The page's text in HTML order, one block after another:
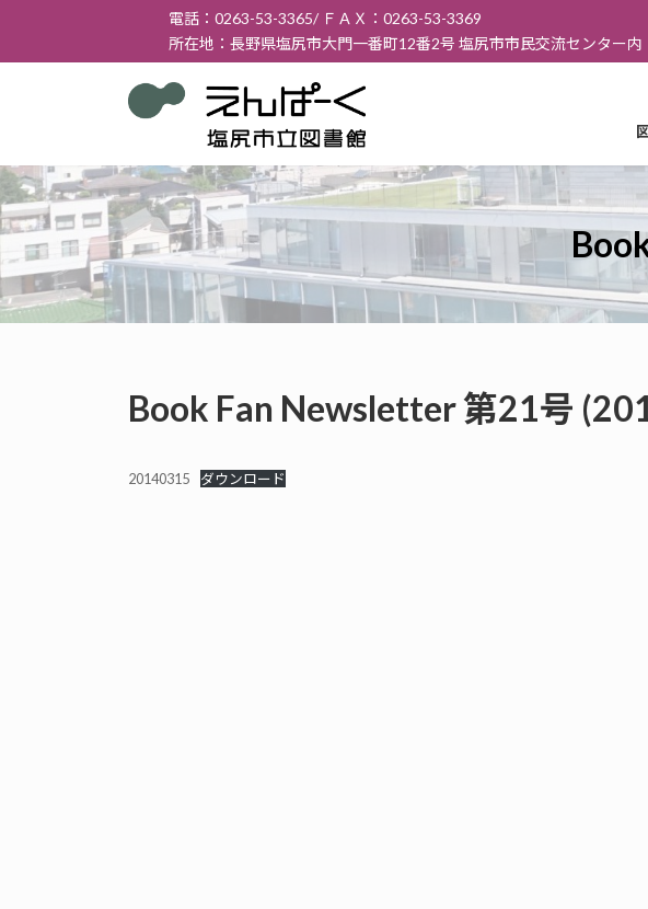
テ
ス
キ
ッ
ゲ
ン
に
移
電話：0263-53-3365/ ＦＡＸ：0263-53-3369
所在地：長野県塩尻市大門一番町12番2号 塩尻市市民交流センター内
Book Fan Newsletter 第21号
20140315 ダウンロード